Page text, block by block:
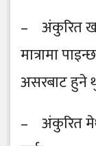
– अंकुरित
मात्रामा
असरबाट हुने
– अंकुरित